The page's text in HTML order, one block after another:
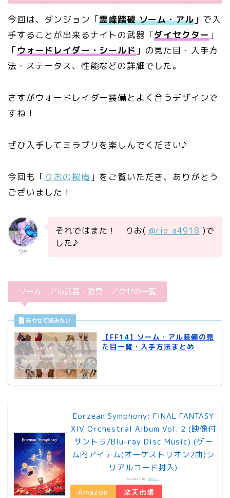
今回は、ダンジョン「霊峰踏破 ソーム・アル」で入
手することが出来るナイトの武器「ダイセクター 」
「ウォードレイダー・シールド 」の見た目・入手方
法・ステータス、性能などの詳細でした。
さすがウォードレイダー装備とよく合うデザインで
すね！
ぜひ入手してミラプリを楽しんでください♪
今回も「りおの桜庵 」をご覧いただき、ありがとう
ございました！
りお
それではまた！ りお( @rio_a4918 )で
した♪
ソーム・アル武器・防具・アクセの一覧
【FF14】ソーム・アル装備の見
た目一覧・入手方法まとめ
Eorzean Symphony: FINAL FANTASY
XIV Orchestral Album Vol. 2 (映像付
サントラ/Blu-ray Disc Music) (ゲー
ム内アイテム(オーケストリオン2曲)シ
リアルコード封入)
created by Rinker
Amazon 楽天市場